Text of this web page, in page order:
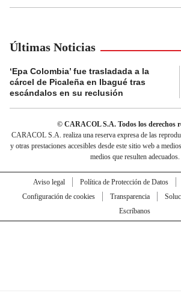
Últimas Noticias
‘Epa Colombia’ fue trasladada a la
cárcel de Picaleña en Ibagué tras
escándalos en su reclusión
© CARACOL S.A. Todos los derechos
CARACOL S.A. realiza una reserva expresa de las
y otras prestaciones accesibles desde este sitio web a
medios que resulten adecuados.
Aviso legal Política de Protección de Datos
Configuración de cookies
Transparencia
Escríbanos